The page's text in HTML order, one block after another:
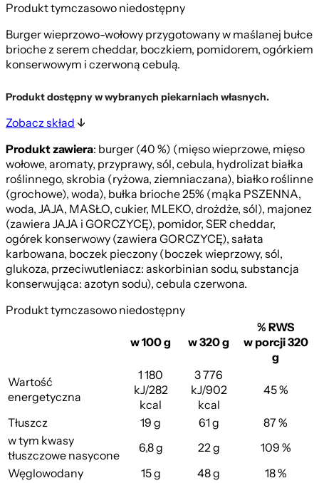
Produkt tymczasowo niedostępny
Burger wieprzowo-wołowy przygotowany w maślanej bułce
brioche z serem cheddar, boczkiem, pomidorem, ogórkiem
konserwowym i czerwoną cebulą.
Produkt dostępny w wybranych piekarniach własnych.
Zobacz skład
Produkt zawiera: burger (40 %) (mięso wieprzowe, mięso
wołowe, aromaty, przyprawy, sól, cebula, hydrolizat białka
roślinnego, skrobia (ryżowa, ziemniaczana), białko roślinne
(grochowe), woda), bułka brioche 25% (mąka PSZENNA,
woda, JAJA, MASŁO, cukier, MLEKO, drożdże, sól), majonez
(zawiera JAJA i GORCZYCĘ), pomidor, SER cheddar,
ogórek konserwowy (zawiera GORCZYCĘ), sałata
karbowana, boczek pieczony (boczek wieprzowy, sól,
glukoza, przeciwutleniacz: askorbinian sodu, substancja
konserwująca: azotyn sodu), cebula czerwona.
Produkt tymczasowo niedostępny
w 100 g w 320 g
% RWS
w porcji 320
g
Wartość
energetyczna
1 180
kJ/282
kcal
3 776
kJ/902
kcal
45 %
Tłuszcz 19 g 61 g
87 %
w tym kwasy
tłuszczowe nasycone
6,8 g 22 g
109 %
Węglowodany
15 g 48 g
18 %